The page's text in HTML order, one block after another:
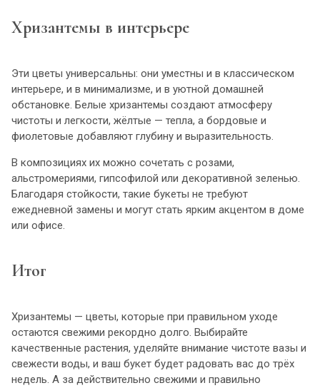
Хризантемы в интерьере
Эти цветы универсальны: они уместны и в классическом
интерьере, и в минимализме, и в уютной домашней
обстановке. Белые хризантемы создают атмосферу
чистоты и легкости, жёлтые — тепла, а бордовые и
фиолетовые добавляют глубину и выразительность.
В композициях их можно сочетать с розами,
альстромериями, гипсофилой или декоративной зеленью.
Благодаря стойкости, такие букеты не требуют
ежедневной замены и могут стать ярким акцентом в доме
или офисе.
Итог
Хризантемы — цветы, которые при правильном уходе
остаются свежими рекордно долго. Выбирайте
качественные растения, уделяйте внимание чистоте вазы и
свежести воды, и ваш букет будет радовать вас до трёх
недель. А за действительно свежими и правильно